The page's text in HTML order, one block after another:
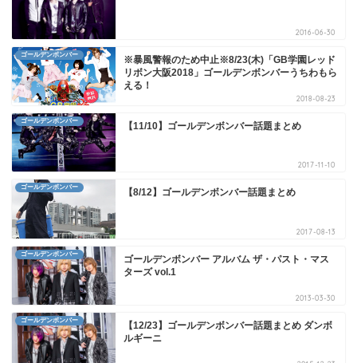
2016-06-30
ゴールデンボンバー
※暴風警報のため中止※8/23(木)「GB学園レッド
リボン大阪2018」ゴールデンボンバーうちわもら
える！
2018-08-23
ゴールデンボンバー 【11/10】ゴールデンボンバー話題まとめ
2017-11-10
ゴールデンボンバー 【8/12】ゴールデンボンバー話題まとめ
2017-08-13
ゴールデンボンバー
ゴールデンボンバー アルバム ザ・パスト・マス
ターズ vol.1
2013-03-30
ゴールデンボンバー
【12/23】ゴールデンボンバー話題まとめ ダンボ
ルギーニ